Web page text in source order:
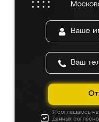
Я соглашаюсь
данных согласно